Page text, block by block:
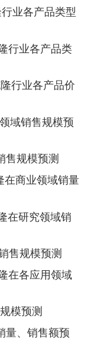
业各产品类型
行业各产品类
行业各产品价
域销售规模预
售规模预测
在商业领域销量
在研究领域销
售规模预测
在各应用领域
模预测
量、销售额预